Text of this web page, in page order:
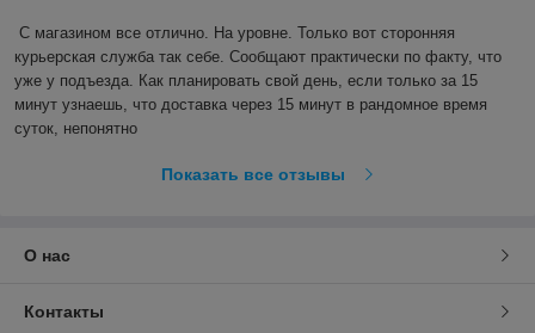
С магазином все отлично. На уровне. Только вот сторонняя
курьерская служба так себе. Сообщают практически по факту, что
уже у подъезда. Как планировать свой день, если только за 15
минут узнаешь, что доставка через 15 минут в рандомное время
суток, непонятно
Показать все отзывы
О нас
Контакты